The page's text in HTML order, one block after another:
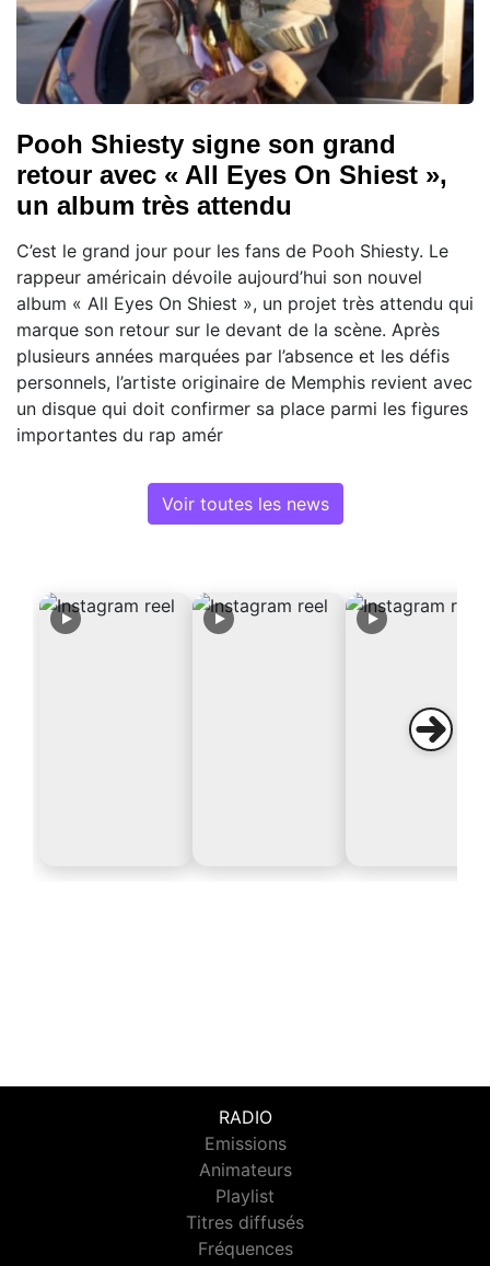
Pooh Shiesty signe son grand
retour avec « All Eyes On Shiest »,
un album très attendu
C’est le grand jour pour les fans de Pooh Shiesty. Le
rappeur américain dévoile aujourd’hui son nouvel
album « All Eyes On Shiest », un projet très attendu qui
marque son retour sur le devant de la scène. Après
plusieurs années marquées par l’absence et les défis
personnels, l’artiste originaire de Memphis revient avec
un disque qui doit confirmer sa place parmi les figures
importantes du rap amér
Voir toutes les news
RADIO
Emissions
Animateurs
Playlist
Titres diffusés
Fréquences